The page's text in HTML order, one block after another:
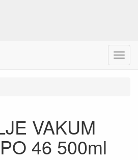
Menu
VAKUM
46 500ml